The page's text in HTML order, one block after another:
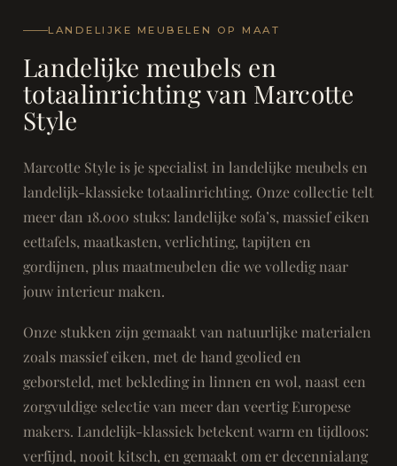
LANDELIJKE MEUBELEN OP MAAT
Landelijke meubels en
totaalinrichting van Marcotte
Style
Marcotte Style is je specialist in landelijke meubels en
landelijk-klassieke totaalinrichting. Onze collectie telt
meer dan 18.000 stuks: landelijke sofa’s, massief eiken
eettafels, maatkasten, verlichting, tapijten en
gordijnen, plus maatmeubelen die we volledig naar
jouw interieur maken.
Onze stukken zijn gemaakt van natuurlijke materialen
zoals massief eiken, met de hand geolied en
geborsteld, met bekleding in linnen en wol, naast een
zorgvuldige selectie van meer dan veertig Europese
makers. Landelijk-klassiek betekent warm en tijdloos:
verfijnd, nooit kitsch, en gemaakt om er decennialang